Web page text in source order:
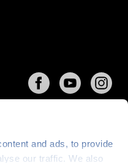
and ads, to provide
our traffic. We also
v tísni o.p.s., web běží